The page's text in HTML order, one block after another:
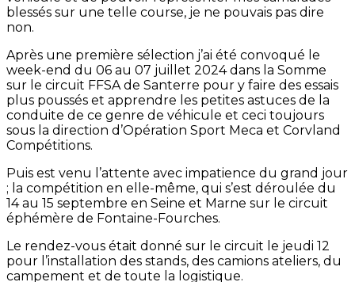
blessés sur une telle course, je ne pouvais pas dire
non.
Après une première sélection j’ai été convoqué le
week-end du 06 au 07 juillet 2024 dans la Somme
sur le circuit FFSA de Santerre pour y faire des essais
plus poussés et apprendre les petites astuces de la
conduite de ce genre de véhicule et ceci toujours
sous la direction d’Opération Sport Meca et Corvland
Compétitions.
Puis est venu l’attente avec impatience du grand jour
; la compétition en elle-même, qui s’est déroulée du
14 au 15 septembre en Seine et Marne sur le circuit
éphémère de Fontaine-Fourches.
Le rendez-vous était donné sur le circuit le jeudi 12
pour l’installation des stands, des camions ateliers, du
campement et de toute la logistique.